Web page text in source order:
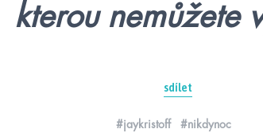
kterou nemůžete
sdílet
#jaykristoff #nikdynoc